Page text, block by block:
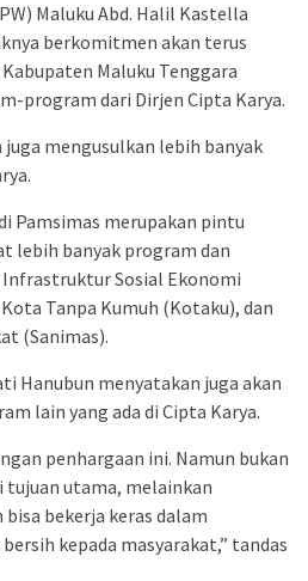
Maluku Abd. Halil Kastella
berkomitmen akan terus
Maluku Tenggara
program dari Dirjen Cipta Karya.
mengusulkan lebih banyak
Pamsimas merupakan pintu
lebih banyak program dan
Sosial Ekonomi
Tanpa Kumuh (Kotaku), dan
(Sanimas).
Hanubun menyatakan juga akan
lain yang ada di Cipta Karya.
penhargaan ini. Namun bukan
tujuan utama, melainkan
bekerja keras dalam
kepada masyarakat,” tandas